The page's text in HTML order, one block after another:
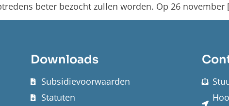
beter bezocht zullen worden. Op 26 november
Downloads
Subsidievoorwaarden
Statuten